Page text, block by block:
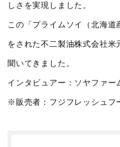
しさを実現しました。
この「プライムソイ（北海道
をされた不二製油株式会社米
聞いてきました。
インタビュアー：ソヤファ
※販売者：フジフレッシュフ